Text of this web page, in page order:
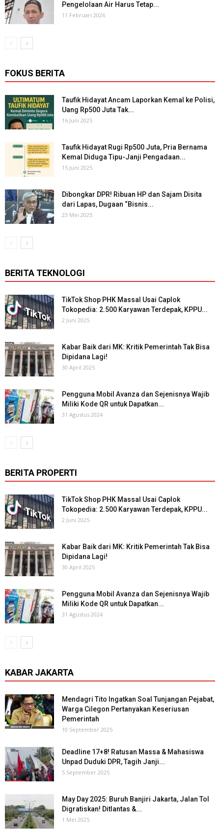
Pengelolaan Air Harus Tetap...
11 Februari 2026
FOKUS BERITA
Taufik Hidayat Ancam Laporkan Kemal ke Polisi,
Uang Rp500 Juta Tak...
16 Juni 2025
Taufik Hidayat Rugi Rp500 Juta, Pria Bernama
Kemal Diduga Tipu-Janji Pengadaan...
15 Juni 2025
Dibongkar DPR! Ribuan HP dan Sajam Disita
dari Lapas, Dugaan “Bisnis...
23 Mei 2025
BERITA TEKNOLOGI
TikTok Shop PHK Massal Usai Caplok
Tokopedia: 2.500 Karyawan Terdepak, KPPU...
2 Juni 2025
Kabar Baik dari MK: Kritik Pemerintah Tak Bisa
Dipidana Lagi!
30 April 2025
Pengguna Mobil Avanza dan Sejenisnya Wajib
Miliki Kode QR untuk Dapatkan...
31 Agustus 2024
BERITA PROPERTI
TikTok Shop PHK Massal Usai Caplok
Tokopedia: 2.500 Karyawan Terdepak, KPPU...
2 Juni 2025
Kabar Baik dari MK: Kritik Pemerintah Tak Bisa
Dipidana Lagi!
30 April 2025
Pengguna Mobil Avanza dan Sejenisnya Wajib
Miliki Kode QR untuk Dapatkan...
31 Agustus 2024
KABAR JAKARTA
Mendagri Tito Ingatkan Soal Tunjangan Pejabat,
Warga Cilegon Pertanyakan Keseriusan
Pemerintah
10 September 2025
Deadline 17+8! Ratusan Massa & Mahasiswa
Unpad Duduki DPR, Tagih Janji...
5 September 2025
May Day 2025: Buruh Banjiri Jakarta, Jalan Tol
Digratiskan! Ditlantas &...
1 Mei 2025